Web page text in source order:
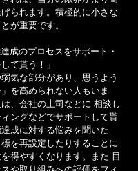
られます。積極的に小さな
が重要です。
成のプロセスをサポート・
て貰う！」
気な部分があり、思うよう
を高められない人もいま
、会社の上司などに 相談し
ングなどでサポートして貰
成に対する悩みを聞いた
を再設定したりすることに
得やすくなります。また 目